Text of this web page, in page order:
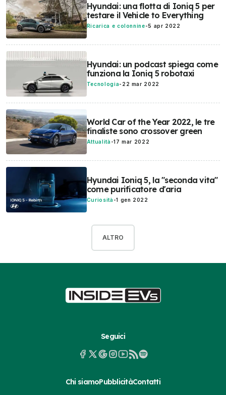
Hyundai: una flotta di Ioniq 5 per
testare il Vehicle to Everything
Ricarica e colonnine-5 apr 2022
Hyundai: un podcast spiega come
funziona la Ioniq 5 robotaxi
Tecnologia- 22 mar 2022
World Car of the Year 2022, le tre
finaliste sono crossover green
Attualità -17 mar 2022
Hyundai Ioniq 5, la "seconda vita"
come purificatore d'aria
Curiosità -1 gen 2022
ALTRO
Seguici
Chi siamoPubblicitàContatti